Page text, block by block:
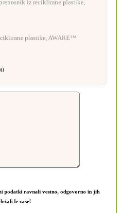
plastike, AWARE™
podatki ravnali vestno, odgovorno in jih
le zase!